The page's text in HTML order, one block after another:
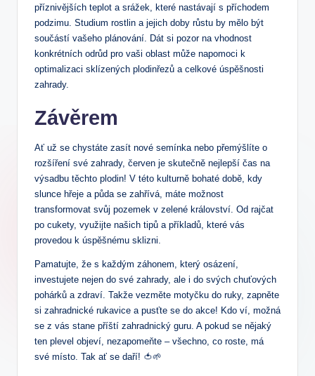
příznivějších teplot a srážek, které nastávají s příchodem
podzimu. Studium rostlin a jejich doby růstu by mělo být
součástí vašeho plánování. Dát si pozor na vhodnost
konkrétních odrůd pro vaši oblast může napomoci k
optimalizaci sklízených plodinřezů a celkové úspěšnosti
zahrady.
Závěrem
Ať už se chystáte zasít nové semínka nebo přemýšlíte o
rozšíření své zahrady, červen je skutečně nejlepší čas na
výsadbu těchto plodin! V této kulturně bohaté době, kdy
slunce hřeje a půda se zahřívá, máte možnost
transformovat svůj pozemek v zelené království. Od rajčat
po cukety, využijte našich tipů a příkladů, které vás
provedou k úspěšnému sklizni.
Pamatujte, že s každým záhonem, který osázení,
investujete nejen do své zahrady, ale i do svých chuťových
pohárků a zdraví. Takže vezměte motyčku do ruky, zapněte
si zahradnické rukavice a pusťte se do akce! Kdo ví, možná
se z vás stane příští zahradnický guru. A pokud se nějaký
ten plevel objeví, nezapomeňte – všechno, co roste, má
své místo. Tak ať se daří! 🍅🌱